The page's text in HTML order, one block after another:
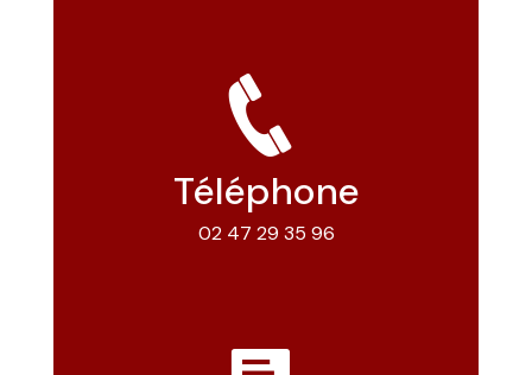
Téléphone
02 47 29 35 96